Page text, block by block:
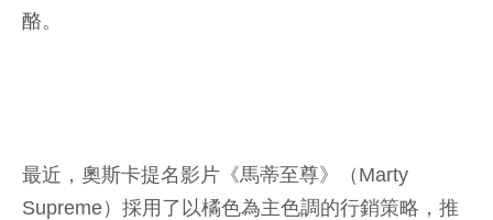
酪。
最近，奧斯卡提名影片《馬蒂至尊》（Marty
Supreme）採用了以橘色為主色調的行銷策略，推